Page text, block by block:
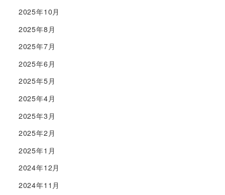
2025年10月
2025年8月
2025年7月
2025年6月
2025年5月
2025年4月
2025年3月
2025年2月
2025年1月
2024年12月
2024年11月